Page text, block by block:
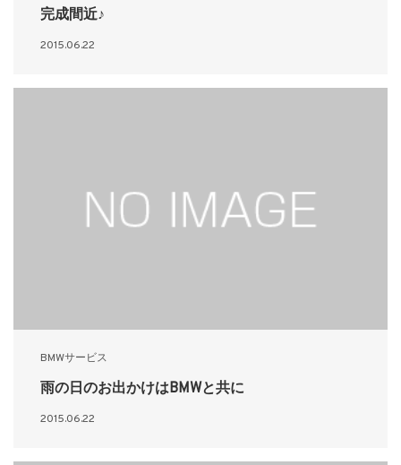
完成間近♪
2015.06.22
BMWサービス
雨の日のお出かけはBMWと共に
2015.06.22